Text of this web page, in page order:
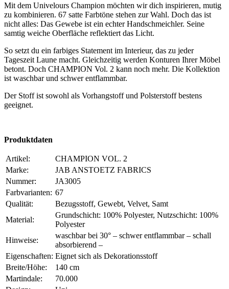
Mit dem Univelours Champion möchten wir dich inspirieren, mutig
zu kombinieren. 67 satte Farbtöne stehen zur Wahl. Doch das ist
nicht alles: Das Gewebe ist ein echter Handschmeichler. Seine
samtig weiche Oberfläche reflektiert das Licht.
So setzt du ein farbiges Statement im Interieur, das zu jeder
Tageszeit Laune macht. Gleichzeitig werden Konturen Ihrer Möbel
betont. Doch CHAMPION Vol. 2 kann noch mehr. Die Kollektion
ist waschbar und schwer entflammbar.
Der Stoff ist sowohl als Vorhangstoff und Polsterstoff bestens
geeignet.
Produktdaten
Artikel:
CHAMPION VOL. 2
Marke:
JAB ANSTOETZ FABRICS
Nummer:
JA3005
Farbvarianten: 67
Qualität:
Bezugsstoff, Gewebt, Velvet, Samt
Material:
Grundschicht: 100% Polyester, Nutzschicht: 100%
Polyester
Hinweise:
waschbar bei 30° – schwer entflammbar – schall
absorbierend –
Eigenschaften: Eignet sich als Dekorationsstoff
Breite/Höhe:
140 cm
Martindale:
70.000